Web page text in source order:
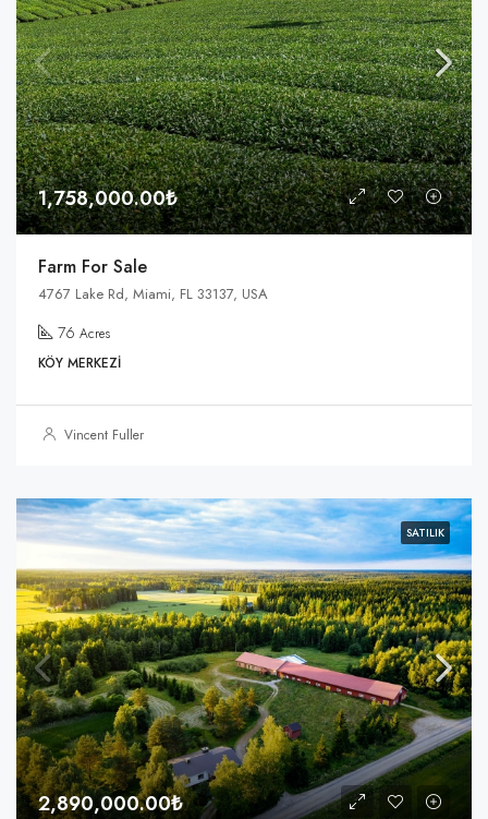
1,758,000.00₺
Farm For Sale
4767 Lake Rd, Miami, FL 33137, USA
76 Acres
KÖY MERKEZI
Vincent Fuller
SATILIK
2,890,000.00₺